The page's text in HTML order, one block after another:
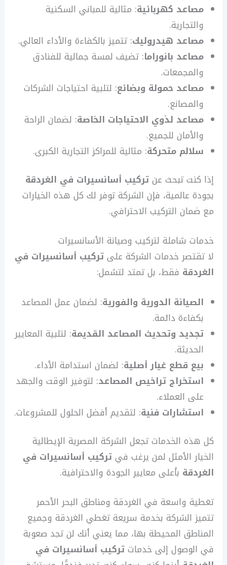
مصاعد كهربائية: مثالية للمباني السكنية
والتجارية.
مصاعد هيدروليك: تتميز بالكفاءة والأداء العالي.
مصاعد بانوراما: تضيف لمسة جمالية للفنادق
والمجمعات.
مصاعد حمولة وبضائع: لتلبية احتياجات الشركات
والمصانع.
مصاعد لذوي الاحتياجات الخاصة: لضمان الراحة
والأمان للجميع.
سلالم متحركة: مثالية للمراكز التجارية الكبرى.
إذا كنت تبحث عنتركيب أسانسيرات في الغردقة
بجودة عالمية، فإن الشركة توفر لك كل هذه الخيارات
مع ضمان التركيب الاحترافي.
خدمات شاملة لتركيب وصيانة الأسانسيرات
لا تقتصر خدمات الشركة علىتركيب أسانسيرات في
الغردقة فقط، بل تمتد لتشمل:
الصيانة الدورية والفورية: لضمان عمل المصاعد
بكفاءة دائمة.
تجديد وتحديث المصاعد القديمة: لتلبية المعايير
الحديثة.
بيع قطع غيار أصلية: لضمان استدامة الأداء.
استخراج تراخيص المصاعد: لتوفير الوقت والجهد
على العملاء.
استشارات فنية: لتقديم أفضل الحلول للمشروعات.
كل هذه الخدمات تجعل الشركة المصرية الإيطالية
الخيار الأمثل لمن يرغب فيتركيب أسانسيرات في
الغردقة بأعلى معايير الجودة والاحترافية.
تغطية واسعة في الغردقة ومناطق البحر الأحمر
تتميز الشركة بخدمة سريعة تغطي الغردقة وجميع
المناطق المحيطة بها، مما يعني أنك لن تجد صعوبة
في الوصول إلى خدماتتركيب أسانسيرات في